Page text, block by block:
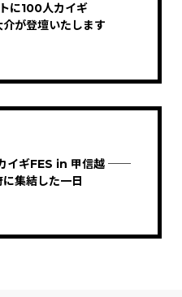
に100人カイギ
が登壇いたします
イギFES in 甲信越 ──
集結した一日